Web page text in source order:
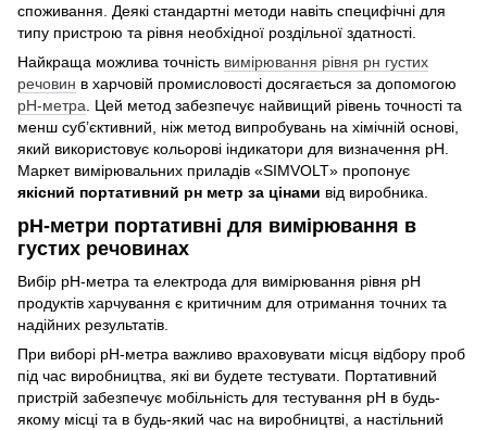
споживання. Деякі стандартні методи навіть специфічні для
типу пристрою та рівня необхідної роздільної здатності.
Найкраща можлива точність вимірювання рівня рн густих
речовин в харчовій промисловості досягається за допомогою
рН-метра . Цей метод забезпечує найвищий рівень точності та
менш суб’єктивний, ніж метод випробувань на хімічній основі,
який використовує кольорові індикатори для визначення рН.
Маркет вимірювальних приладів «SIMVOLT» пропонує
якісний портативний рн метр за цінами від виробника.
pH-метри портативні для вимірювання в
густих речовинах
Вибір рН-метра та електрода для вимірювання рівня рН
продуктів харчування є критичним для отримання точних та
надійних результатів.
При виборі рН-метра важливо враховувати місця відбору проб
під час виробництва, які ви будете тестувати. Портативний
пристрій забезпечує мобільність для тестування рН в будь-
якому місці та в будь-який час на виробництві, а настільний